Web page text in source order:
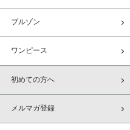
ブルゾン
ワンピース
初めての方へ
メルマガ登録